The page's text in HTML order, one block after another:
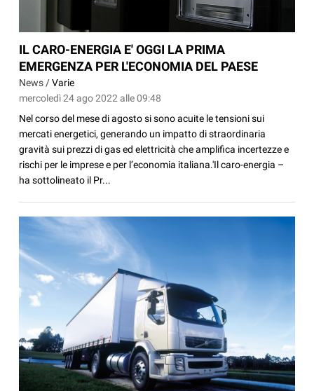
IL CARO-ENERGIA E' OGGI LA PRIMA
EMERGENZA PER L'ECONOMIA DEL PAESE
News /Varie
mercoledì 24 ago 2022 alle 09:48
Nel corso del mese di agosto si sono acuite le tensioni sui
mercati energetici, generando un impatto di straordinaria
gravità sui prezzi di gas ed elettricità che amplifica incertezze e
rischi per le imprese e per l’economia italiana.'Il caro-energia –
ha sottolineato il Pr...